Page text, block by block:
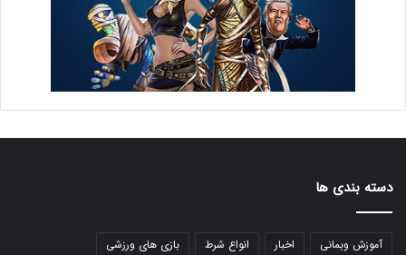
دسته بندی ها
آموزش وبمانی اخبار انواع شرط
بازی های ورزشی